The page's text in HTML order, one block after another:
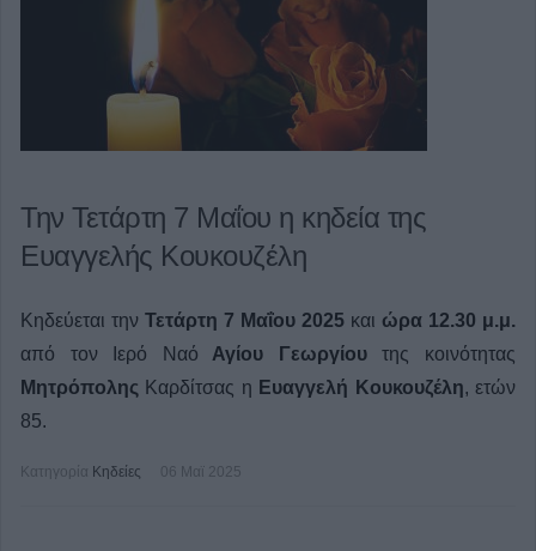
Την Τετάρτη 7 Μαΐου η κηδεία της
Ευαγγελής Κουκουζέλη
Κηδεύεται την Τετάρτη 7 Μαΐου 2025 και ώρα 12.30 μ.μ.
από τον Ιερό Ναό Αγίου Γεωργίουτης κοινότητας
Μητρόπολης Καρδίτσας η Ευαγγελή Κουκουζέλη, ετών
85.
Κατηγορία Κηδείες 06 Μαϊ 2025